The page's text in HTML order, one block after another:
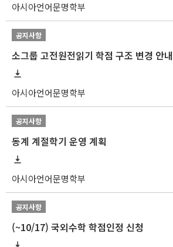
아시아언어문명학부
공지사항
소그룹 고전원전읽기 학점 구조 변경 안내
아시아언어문명학부
공지사항
동계 계절학기 운영 계획
아시아언어문명학부
공지사항
(~10/17) 국외수학 학점인정 신청